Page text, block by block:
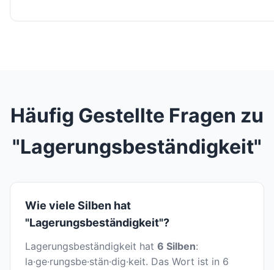
Häufig Gestellte Fragen zu
"Lagerungsbeständigkeit"
Wie viele Silben hat
"Lagerungsbeständigkeit"?
Lagerungsbeständigkeit hat 6 Silben:
la·ge·rungsbe·stän·dig·keit. Das Wort ist in 6